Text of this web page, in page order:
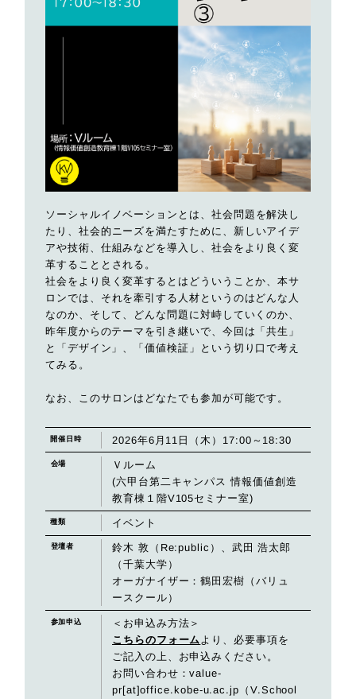
ソーシャルイノベーションとは、社会問題を解決し
たり、社会的ニーズを満たすために、新しいアイデ
アや技術、仕組みなどを導入し、社会をより良く変
革することとされる。
社会をより良く変革するとはどういうことか、本サ
ロンでは、それを牽引する人材というのはどんな人
なのか、そして、どんな問題に対峙していくのか、
昨年度からのテーマを引き継いで、今回は「共生」
と「デザイン」、「価値検証」という切り口で考え
てみる。
なお、このサロンはどなたでも参加が可能です。
開催日時 2026年6月11日（木）17:00～18:30
会場 Ｖルーム
(六甲台第二キャンパス 情報価値創造
教育棟１階V105セミナー室)
種類 イベント
登壇者 鈴木 敦（Re:public）、武田 浩太郎
（千葉大学）
オーガナイザー：鶴田宏樹（バリュ
ースクール）
参加申込
＜お申込み方法＞
こちらのフォーム より、必要事項を
ご記入の上、お申込みください。
お問い合わせ：value-
pr[at]office.kobe-u.ac.jp（V.School